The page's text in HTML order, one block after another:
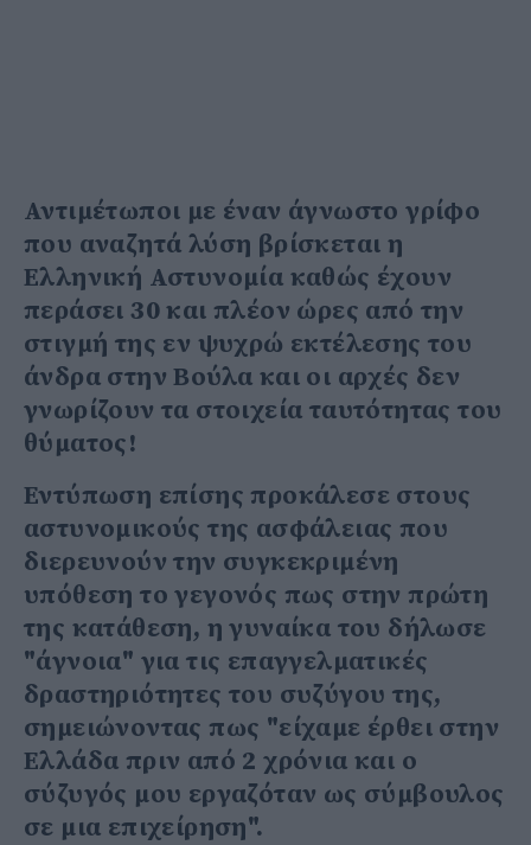
Αντιμέτωποι με έναν άγνωστο γρίφο
που αναζητά λύση βρίσκεται η
Ελληνική Αστυνομία καθώς έχουν
περάσει 30 και πλέον ώρες από την
στιγμή της εν ψυχρώ εκτέλεσης του
άνδρα στην Βούλα και οι αρχές δεν
γνωρίζουν τα στοιχεία ταυτότητας του
θύματος!
Εντύπωση επίσης προκάλεσε στους
αστυνομικούς της ασφάλειας που
διερευνούν την συγκεκριμένη
υπόθεση το γεγονός πως στην πρώτη
της κατάθεση, η γυναίκα του δήλωσε
"άγνοια" για τις επαγγελματικές
δραστηριότητες του συζύγου της,
σημειώνοντας πως "είχαμε έρθει στην
Ελλάδα πριν από 2 χρόνια και ο
σύζυγός μου εργαζόταν ως σύμβουλος
σε μια επιχείρηση".